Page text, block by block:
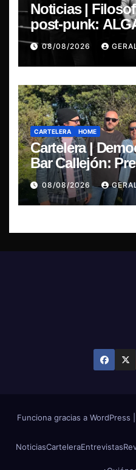
Noticias |
post-punk:
presenta
08/08/2026
CARTELERA HOME
Cartelera |
Bar Callejón:
de su EP y
“Mujer
08/08/2026
Funciona gracias a WordPress
NoticiasCarteleraEntrevistas